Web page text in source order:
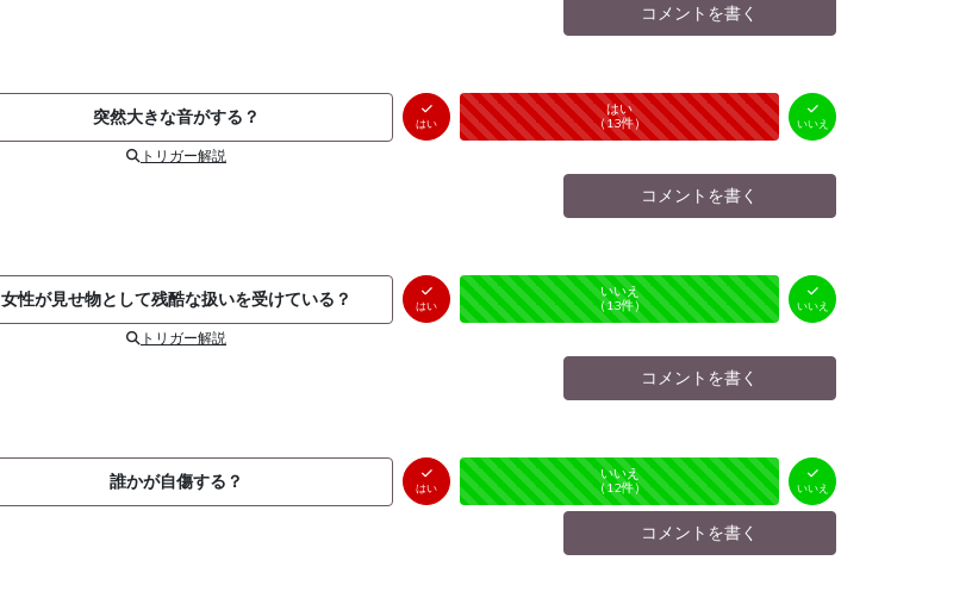
コメントを書く
突然大きな音がする？
トリガー解説
はい
はい
（13件） 未投票
いいえ
（ 0件）
いいえ
コメントを書く
女性が見せ物として残酷な扱いを受けている？
トリガー解説
はい
はい
（0件）
未投票
いいえ
（13件） いいえ
コメントを書く
誰かが自傷する？ はい
はい
（0件）
未投票
いいえ
（12件） いいえ
コメントを書く